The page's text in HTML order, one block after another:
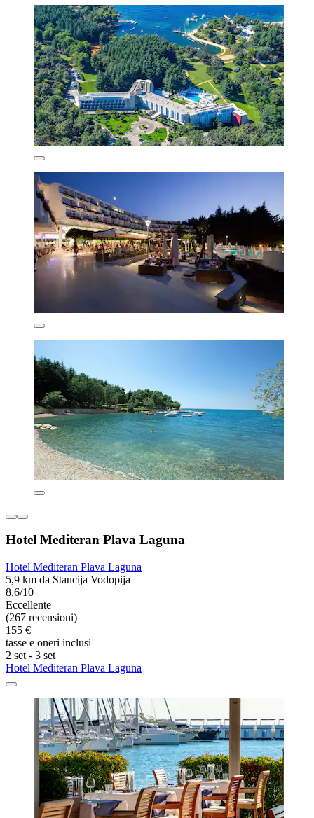
Hotel Mediteran Plava Laguna
Hotel Mediteran Plava Laguna
5,9 km da Stancija Vodopija
8,6/10
Eccellente
(267 recensioni)
155 €
tasse e oneri inclusi
2 set - 3 set
Hotel Mediteran Plava Laguna